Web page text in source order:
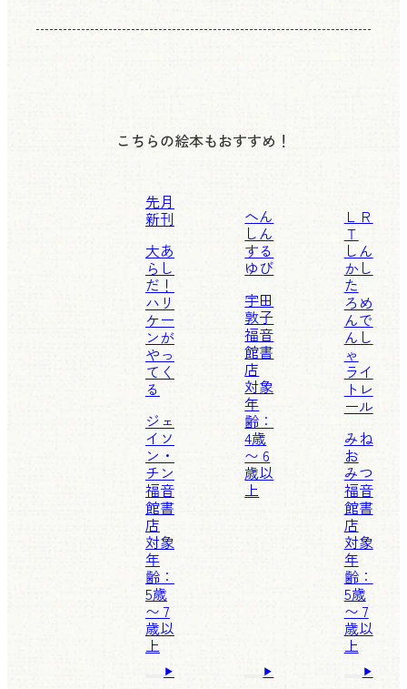
こちらの絵本もおすすめ！
先月
新刊
大あ
らし
だ！
ハリ
ケー
ンが
やっ
てく
る
ジェ
イソ
ン・
チン
福音
館書
店
対象
年
齢：
5歳
〜 7
歳以
上
へん
しん
する
ゆび
宇田
敦子
福音
館書
店
対象
年
齢：
4歳
〜 6
歳以
上
ＬＲ
Ｔ
しん
かし
た
ろめ
んで
んし
ゃ
ライ
トレ
ール
みね
お
みつ
福音
館書
店
対象
年
齢：
5歳
〜 7
歳以
上